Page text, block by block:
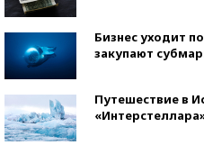
Бизнес уходит
закупают
Путешествие в